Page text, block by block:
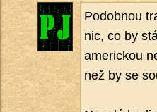
Po­dob­nou
nic, co by
ame­ric­kou
než by se